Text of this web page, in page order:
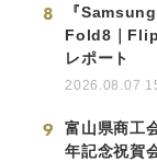
8
『
Fold8｜
レポート
2026.08.07
9
富山県商工
年記念祝賀